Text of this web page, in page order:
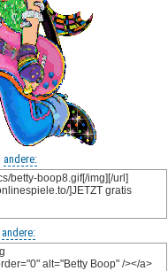
andere:
andere: